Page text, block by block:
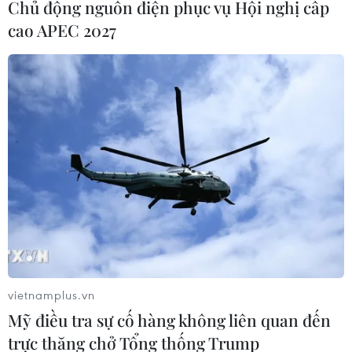
Trung Quốc duy trì cảnh báo mưa
lớn và dông mạnh
04/08/2026 11:59
“Tỏa sáng Nghị lực Việt” 2026 đồng
hành cùng thanh niên khuyết tật
04/08/2026 11:14
Lở đất tại Ethiopia khiến ít nhất 14
người thiệt mạng
04/08/2026 10:53
Chủ động nguồn điện phục vụ Hội nghị cấp
cao APEC 2027
vietnamplus.vn
Mỹ điều tra sự cố hàng không liên quan đến
trực thăng chở Tổng thống Trump